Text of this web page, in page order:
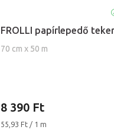
FROLLI papírlepedő
70 cm x 50 m
átlagos
értékelése
8 390 Ft
Egységár:
55,93 Ft / 1 m